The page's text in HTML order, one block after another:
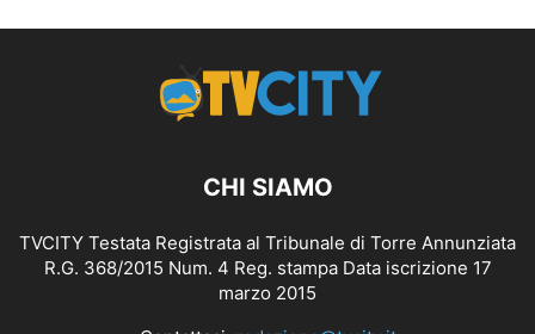
CHI SIAMO
TVCITY Testata Registrata al Tribunale di Torre Annunziata
R.G. 368/2015 Num. 4 Reg. stampa Data iscrizione 17
marzo 2015